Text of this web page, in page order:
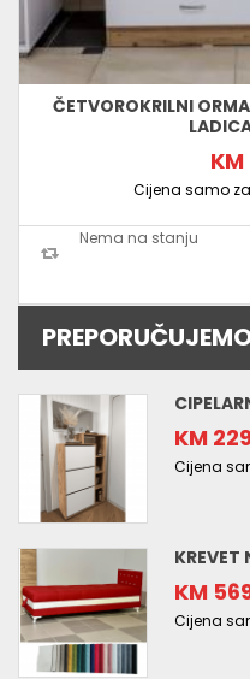
ČETVOROKRILNI
Cijena samo
Nema na stanju
KM
Cijena
KM
Cijena